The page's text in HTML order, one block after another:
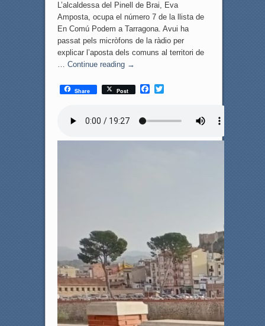
L’alcaldessa del Pinell de Brai, Eva
Amposta, ocupa el número 7 de la llista de
En Comú Podem a Tarragona. Avui ha
passat pels micròfons de la ràdio per
explicar l’aposta dels comuns al territori de
… Continue reading →
Share Post
F
T